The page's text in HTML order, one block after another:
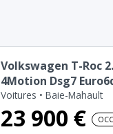
Volkswagen T-Roc
4Motion Dsg7
Voitures • Baie-Mahault
23 900 €